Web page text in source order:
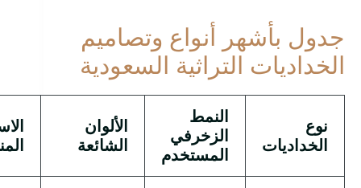
جدول بأشهر أنواع وتصاميم
الخداديات التراثية السعودية
نوع
الخداديات
النمط
الزخرفي
المستخدم
الألوان
الشائعة